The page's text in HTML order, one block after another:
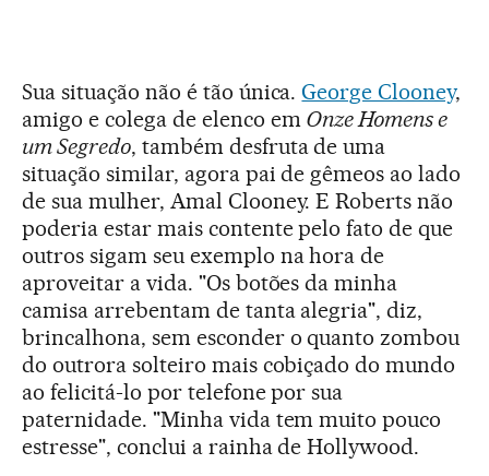
Sua situação não é tão única.George Clooney,
amigo e colega de elenco em Onze Homens e
um Segredo, também desfruta de uma
situação similar, agora pai de gêmeos ao lado
de sua mulher, Amal Clooney. E Roberts não
poderia estar mais contente pelo fato de que
outros sigam seu exemplo na hora de
aproveitar a vida. "Os botões da minha
camisa arrebentam de tanta alegria", diz,
brincalhona, sem esconder o quanto zombou
do outrora solteiro mais cobiçado do mundo
ao felicitá-lo por telefone por sua
paternidade. "Minha vida tem muito pouco
estresse", conclui a rainha de Hollywood.